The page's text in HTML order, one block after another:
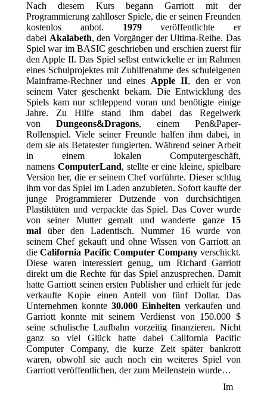
Nach diesem Kurs begann Garriott mit der
Programmierung zahlloser Spiele, die er seinen Freunden
kostenlos anbot. 1979veröffentlichte er
dabei Akalabeth, den Vorgänger der Ultima-Reihe. Das
Spiel war im BASIC geschrieben und erschien zuerst für
den Apple II. Das Spiel selbst entwickelte er im Rahmen
eines Schulprojektes mit Zuhilfenahme des schuleigenen
Mainframe-Rechner und eines Apple II, den er von
seinem Vater geschenkt bekam. Die Entwicklung des
Spiels kam nur schleppend voran und benötigte einige
Jahre. Zu Hilfe stand ihm dabei das Regelwerk
von Dungeons&Dragons, einem Pen&Paper-
Rollenspiel. Viele seiner Freunde halfen ihm dabei, in
dem sie als Betatester fungierten. Während seiner Arbeit
in einem lokalen Computergeschäft,
namens ComputerLand, stellte er eine kleine, spielbare
Version her, die er seinem Chef vorführte. Dieser schlug
ihm vor das Spiel im Laden anzubieten. Sofort kaufte der
junge Programmierer Dutzende von durchsichtigen
Plastiktüten und verpackte das Spiel. Das Cover wurde
von seiner Mutter gemalt und wanderte ganze 15
mal über den Ladentisch. Nummer 16 wurde von
seinem Chef gekauft und ohne Wissen von Garriott an
dieCalifornia Pacific Computer Companyverschickt.
Diese waren interessiert genug, um Richard Garriott
direkt um die Rechte für das Spiel anzusprechen. Damit
hatte Garriott seinen ersten Publisher und erhielt für jede
verkaufte Kopie einen Anteil von fünf Dollar. Das
Unternehmen konnte 30.000 Einheiten verkaufen und
Garriott konnte mit seinem Verdienst von 150.000 $
seine schulische Laufbahn vorzeitig finanzieren. Nicht
ganz so viel Glück hatte dabei California Pacific
Computer Company, die kurze Zeit später bankrott
waren, obwohl sie auch noch ein weiteres Spiel von
Garriott veröffentlichen, der zum Meilenstein wurde…
Im